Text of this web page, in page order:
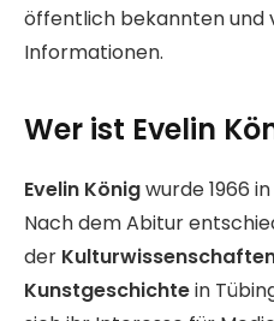
öffentlich bekannten und
Informationen.
Wer ist Evelin
Evelin Königwurde 1966
Nach dem Abitur
der
Kunstgeschichtein